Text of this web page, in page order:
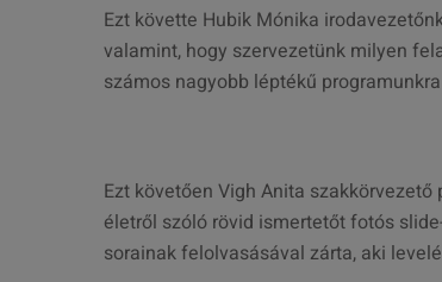
Ezt követte Hubik Mónika
valamint, hogy szervezetünk milyen
számos nagyobb léptékű
Ezt követően Vigh Anita
életről szóló rövid ismertetőt fotós
sorainak felolvasásával zárta, aki